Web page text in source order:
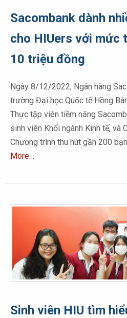
Sacombank dành
cho HIUers với mức
10 triệu đồng
Ngày 8/12/2022, Ngân hàng
trường Đại học Quốc tế Hồng
Thực tập viên tiềm năng
sinh viên Khối ngành Kinh tế, và
Chương trình thu hút gần 200
More…
Sinh viên HIU tìm